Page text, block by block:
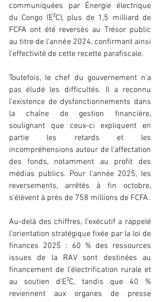
communiquées par Énergie électrique
du Congo (E²C), plus de 1,5 milliard de
FCFA ont été reversés au Trésor public
au titre de l’année 2024, confirmant ainsi
l’effectivité de cette recette parafiscale.
Toutefois, le chef du gouvernement n’a
pas éludé les difficultés. Il a reconnu
l’existence de dysfonctionnements dans
la chaîne de gestion financière,
soulignant que ceux-ci expliquent en
partie les retards et les
incompréhensions autour de l’affectation
des fonds, notamment au profit des
médias publics. Pour l’année 2025, les
reversements, arrêtés à fin octobre,
s’élèvent à près de 758 millions de FCFA.
Au-delà des chiffres, l’exécutif a rappelé
l’orientation stratégique fixée par la loi de
finances 2025 : 60 % des ressources
issues de la RAV sont destinées au
financement de l’électrification rurale et
au soutien d’E²C, tandis que 40 %
reviennent aux organes de presse